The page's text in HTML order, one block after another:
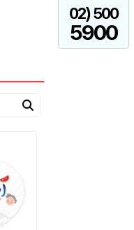
02) 500
5900